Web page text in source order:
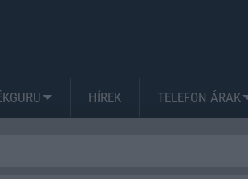
HÍREK TELEFON ÁRAK